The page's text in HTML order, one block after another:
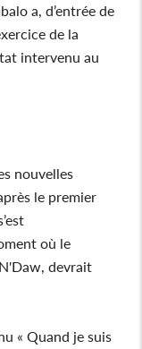
a, d’entrée de
de la
intervenu au
nouvelles
le premier
où le
devrait
« Quand je suis